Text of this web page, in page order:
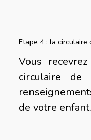
Etape 4 : la
Vous
circulaire
de votre enfant.